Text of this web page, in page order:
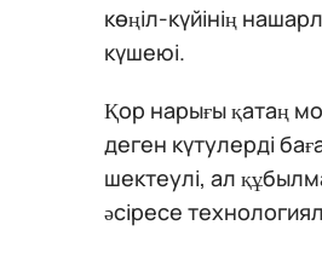
көңіл-күйінің
күшеюі.
Қор нарығы қатаң
деген күтулерді
шектеулі, ал
әсіресе